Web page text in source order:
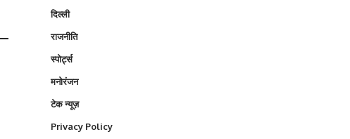
दिल्ली
राजनीति
स्पोर्ट्स
मनोरंजन
टेक न्यूज़
Privacy Policy